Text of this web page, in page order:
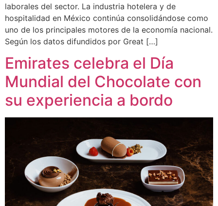
laborales del sector. La industria hotelera y de
hospitalidad en México continúa consolidándose como
uno de los principales motores de la economía nacional.
Según los datos difundidos por Great […]
Emirates celebra el Día
Mundial del Chocolate con
su experiencia a bordo